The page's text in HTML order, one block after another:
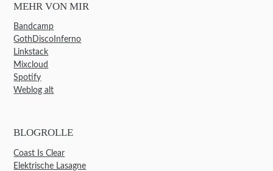
MEHR VON MIR
Bandcamp
GothDiscoInferno
Linkstack
Mixcloud
Spotify
Weblog alt
BLOGROLLE
Coast Is Clear
Elektrische Lasagne